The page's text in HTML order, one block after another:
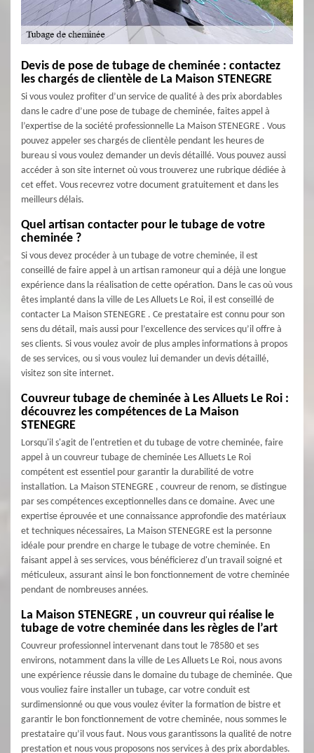
Devis de pose de tubage de cheminée : contactez
les chargés de clientèle de La Maison STENEGRE
Si vous voulez profiter d’un service de qualité à des prix abordables
dans le cadre d’une pose de tubage de cheminée, faites appel à
l’expertise de la société professionnelle La Maison STENEGRE . Vous
pouvez appeler ses chargés de clientèle pendant les heures de
bureau si vous voulez demander un devis détaillé. Vous pouvez aussi
accéder à son site internet où vous trouverez une rubrique dédiée à
cet effet. Vous recevrez votre document gratuitement et dans les
meilleurs délais.
Quel artisan contacter pour le tubage de votre
cheminée ?
Si vous devez procéder à un tubage de votre cheminée, il est
conseillé de faire appel à un artisan ramoneur qui a déjà une longue
expérience dans la réalisation de cette opération. Dans le cas où vous
êtes implanté dans la ville de Les Alluets Le Roi, il est conseillé de
contacter La Maison STENEGRE . Ce prestataire est connu pour son
sens du détail, mais aussi pour l’excellence des services qu’il offre à
ses clients. Si vous voulez avoir de plus amples informations à propos
de ses services, ou si vous voulez lui demander un devis détaillé,
visitez son site internet.
Couvreur tubage de cheminée à Les Alluets Le Roi :
découvrez les compétences de La Maison
STENEGRE
Lorsqu'il s'agit de l'entretien et du tubage de votre cheminée, faire
appel à un couvreur tubage de cheminée Les Alluets Le Roi
compétent est essentiel pour garantir la durabilité de votre
installation. La Maison STENEGRE , couvreur de renom, se distingue
par ses compétences exceptionnelles dans ce domaine. Avec une
expertise éprouvée et une connaissance approfondie des matériaux
et techniques nécessaires, La Maison STENEGRE est la personne
idéale pour prendre en charge le tubage de votre cheminée. En
faisant appel à ses services, vous bénéficierez d'un travail soigné et
méticuleux, assurant ainsi le bon fonctionnement de votre cheminée
pendant de nombreuses années.
La Maison STENEGRE , un couvreur qui réalise le
tubage de votre cheminée dans les règles de l’art
Couvreur professionnel intervenant dans tout le 78580 et ses
environs, notamment dans la ville de Les Alluets Le Roi, nous avons
une expérience réussie dans le domaine du tubage de cheminée. Que
vous vouliez faire installer un tubage, car votre conduit est
surdimensionné ou que vous voulez éviter la formation de bistre et
garantir le bon fonctionnement de votre cheminée, nous sommes le
prestataire qu’il vous faut. Nous vous garantissons la qualité de notre
prestation et nous vous proposons nos services à des prix abordables.